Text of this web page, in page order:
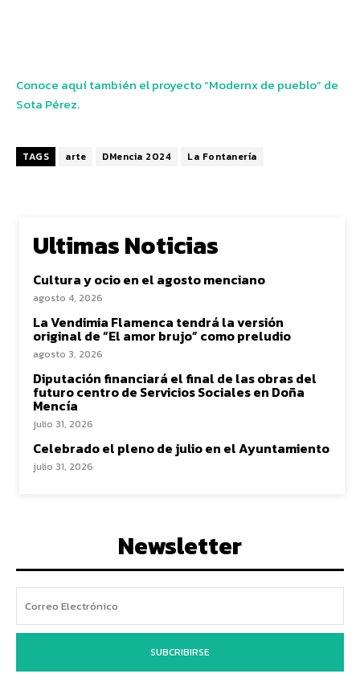
Conoce aquí también el proyecto “Modernx de pueblo” de
Sota Pérez.
TAGS arte DMencia 2024 La Fontanería
Ultimas Noticias
Cultura y ocio en el agosto menciano
agosto 4, 2026
La Vendimia Flamenca tendrá la versión
original de “El amor brujo” como preludio
agosto 3, 2026
Diputación financiará el final de las obras del
futuro centro de Servicios Sociales en Doña
Mencía
julio 31, 2026
Celebrado el pleno de julio en el Ayuntamiento
julio 31, 2026
Newsletter
SUBCRIBIRSE